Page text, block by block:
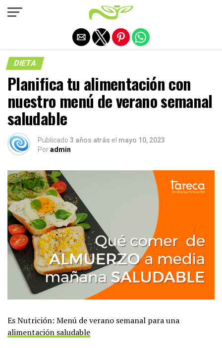
DIETA
Planifica tu alimentación con
nuestro menú de verano semanal
saludable
Publicado 3 años atrás el mayo 10, 2023
Poradmin
Es Nutrición: Menú de verano semanal para una
alimentación saludable
Salir de la versión móvil